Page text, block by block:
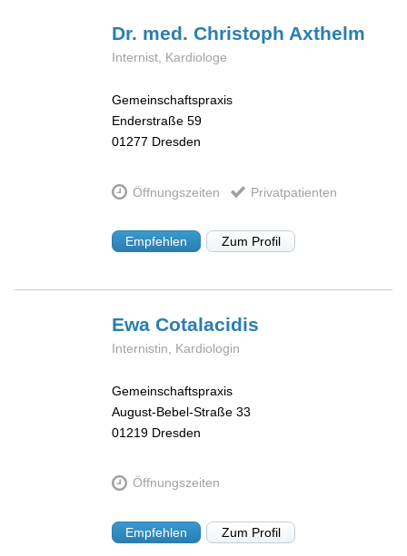
Dr. med. Christoph Axthelm
Internist, Kardiologe
Gemeinschaftspraxis
Enderstraße 59
01277 Dresden
Öffnungszeiten Privatpatienten
Empfehlen Zum Profil
EwaCotalacidis
Internistin, Kardiologin
Gemeinschaftspraxis
August-Bebel-Straße 33
01219 Dresden
Öffnungszeiten
Empfehlen Zum Profil